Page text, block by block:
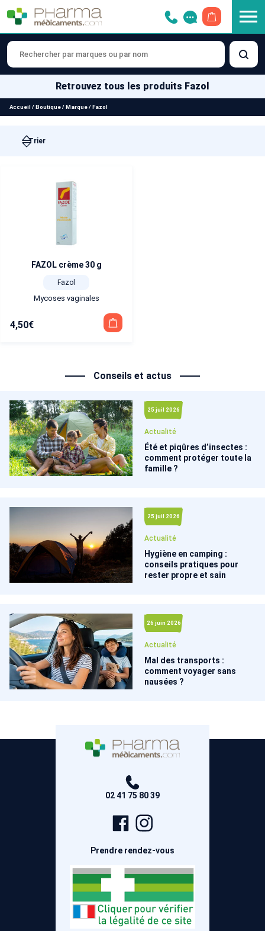
Retrouvez tous les produits Fazol
Accueil / Boutique/ Marque/ Fazol
FAZOL crème 30 g
Fazol
Mycoses vaginales
4,50€
Conseils et actus
25 juil 2026
Actualité
Été et piqûres d’insectes :
comment protéger toute la
famille ?
25 juil 2026
Actualité
Hygiène en camping :
conseils pratiques pour
rester propre et sain
26 juin 2026
Actualité
Mal des transports :
comment voyager sans
nausées ?
02 41 75 80 39
Page
Facebook
Prendre rendez-vous